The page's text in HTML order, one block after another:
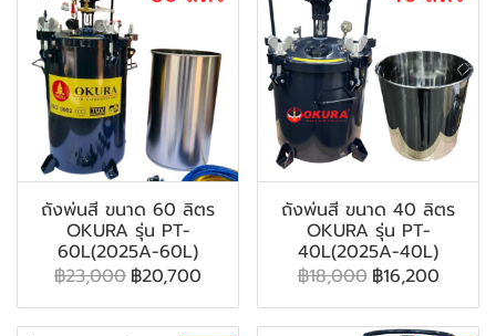
ถังพ่นสี ขนาด 60 ลิตร
OKURA รุ่น PT-
60L(2025A-60L)
฿23,000 ฿20,700
ถังพ่นสี ขนาด 40 ลิตร
OKURA รุ่น PT-
40L(2025A-40L)
฿18,000 ฿16,200